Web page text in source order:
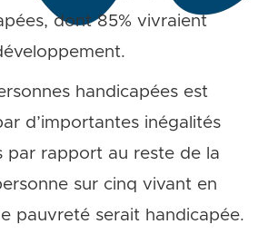
dont 85% vivraient
handicapées est
d’importantes inégalités
par rapport au reste de la
sur cinq vivant en
pauvreté serait handicapée.